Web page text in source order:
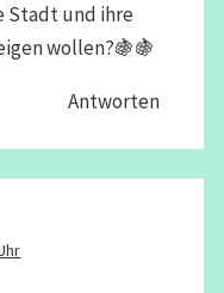
Stadt und ihre
wollen?🍇🍇
Antworten